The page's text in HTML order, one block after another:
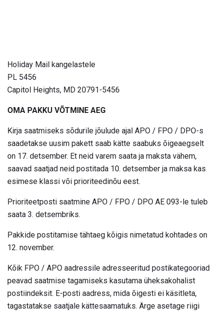
Holiday Mail kangelastele
PL 5456
Capitol Heights, MD 20791-5456
OMA PAKKU VÕTMINE AEG
Kirja saatmiseks sõdurile jõulude ajal APO / FPO / DPO-s
saadetakse uusim pakett saab kätte saabuks õigeaegselt
on 17. detsember. Et neid varem saata ja maksta vähem,
saavad saatjad neid postitada 10. detsember ja maksa kas
esimese klassi või prioriteedinõu eest.
Prioriteetposti saatmine APO / FPO / DPO AE 093-le tuleb
saata 3. detsembriks.
Pakkide postitamise tähtaeg kõigis nimetatud kohtades on
12. november.
Kõik FPO / APO aadressile adresseeritud postikategooriad
peavad saatmise tagamiseks kasutama üheksakohalist
postiindeksit. E-posti aadress, mida õigesti ei käsitleta,
tagastatakse saatjale kättesaamatuks. Ärge asetage riigi